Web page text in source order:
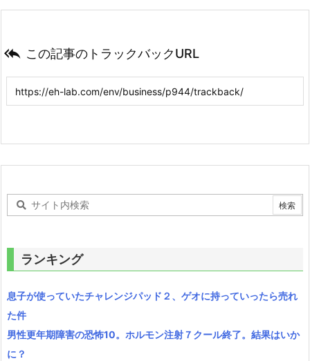
 この記事のトラックバックURL
ランキング
息子が使っていたチャレンジパッド２、ゲオに持っていったら売れ
た件
男性更年期障害の恐怖10。ホルモン注射７クール終了。結果はいか
に？